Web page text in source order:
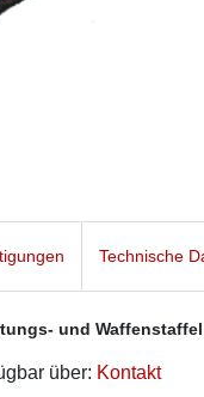
Technische
und
über: Kontakt